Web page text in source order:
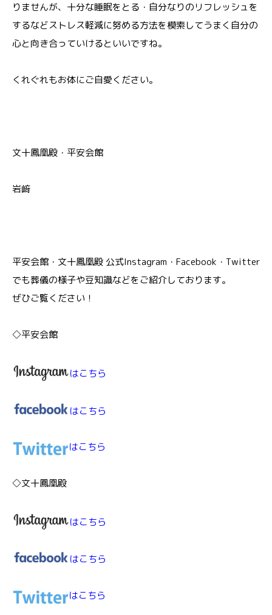
りませんが、十分な睡眠をとる・自分なりのリフレッシュを
するなどストレス軽減に努める方法を模索してうまく自分の
心と向き合っていけるといいですね。
くれぐれもお体にご自愛ください。
文十鳳凰殿・平安会館
岩﨑
平安会館・文十鳳凰殿 公式Instagram・Facebook・Twitter
でも葬儀の様子や豆知識などをご紹介しております。
ぜひご覧ください！
◇平安会館
はこちら
はこちら
はこちら
◇文十鳳凰殿
はこちら
はこちら
はこちら